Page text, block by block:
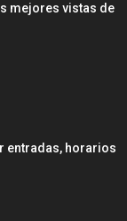
mejores vistas de
entradas, horarios